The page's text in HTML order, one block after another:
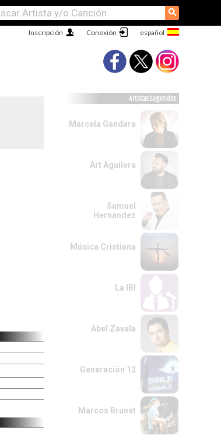
⚲
Conexión
Inscripción
Artistas Sugeridos
Marcela Gandara
Art Aguilera
Samuel
Hernandez
Música Cristiana
La IBI
Abel Zavala
Generación 12
Marcos Brunet